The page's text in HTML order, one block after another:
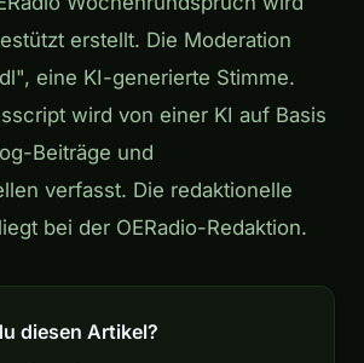
erstellt. Die Moderation
eine KI-generierte Stimme.
wird von einer KI auf Basis
Beiträge und
verfasst. Die redaktionelle
bei der OERadio-Redaktion.
diesen Artikel?